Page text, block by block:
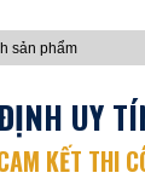
UY
KẾT THI